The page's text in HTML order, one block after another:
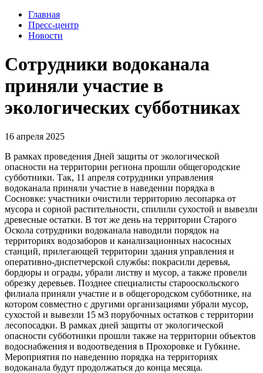
Главная
Пресс-центр
Новости
Сотрудники водоканала
приняли участие в
экологических субботниках
16 апреля 2025
В рамках проведения Дней защиты от экологической
опасности на территории региона прошли общегородские
субботники. Так, 11 апреля сотрудники управления
водоканала приняли участие в наведении порядка в
Сосновке: участники очистили территорию лесопарка от
мусора и сорной растительности, спилили сухостой и вывезли
древесные остатки. В тот же день на территории Старого
Оскола сотрудники водоканала наводили порядок на
территориях водозаборов и канализационных насосных
станций, прилегающей территории здания управления и
оперативно-диспетчерской службы: покрасили деревья,
бордюры и ограды, убрали листву и мусор, а также провели
обрезку деревьев. Позднее специалисты старооскольского
филиала приняли участие и в общегородском субботнике, на
котором совместно с другими организациями убрали мусор,
сухостой и вывезли 15 м3 порубочных остатков с территории
лесопосадки. В рамках дней защиты от экологической
опасности субботники прошли также на территории объектов
водоснабжения и водоотведения в Прохоровке и Губкине.
Мероприятия по наведению порядка на территориях
водоканала будут продолжаться до конца месяца.